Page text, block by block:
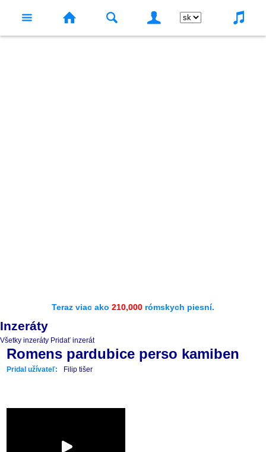
Teraz viac ako 210,000 rómskych piesní.
Inzeráty
Všetky inzeráty Pridať inzerát
Romens pardubice perso kamiben
Pridal užívateľ: Filip tišer